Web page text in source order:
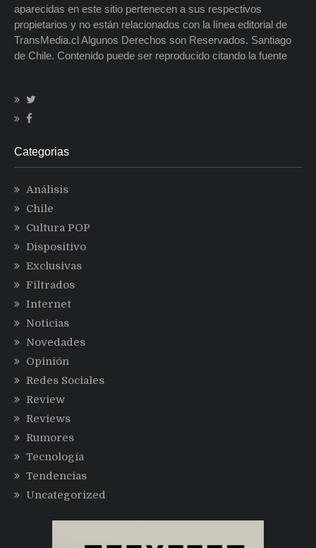
aparecidas en este sitio pertenecen a sus respectivos
propietarios y no están relacionados con la línea editorial de
TransMedia.cl Algunos Derechos son Reservados. Santiago
de Chile. Contenido puede ser reproducido citando la fuente
Categorias
Análisis
Chile
Cultura POP
Dispositivo
Exclusivas
Filtrados
Internet
Noticias
Novedades
Opinión
Redes Sociales
Review
Reviews
Rumores
Tecnología
Tendencias
Uncategorized